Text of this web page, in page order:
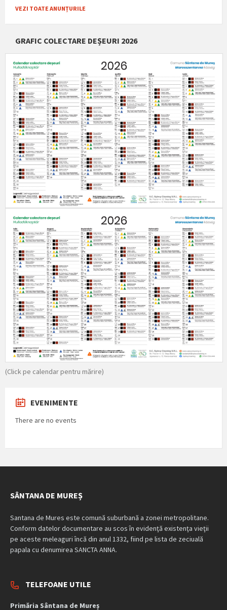
VEZI TOATE ANUNȚURILE
GRAFIC COLECTARE DEȘEURI 2026
(Click pe calendar pentru mărire)
EVENIMENTE
There are no events
SÂNTANA DE MUREȘ
Santana de Mures este comună suburbană a zonei metropolitane.
Conform datelor documentare au scos în evidenţă existenţa vieţii
pe aceste meleaguri încă din anul 1332, fiind pe lista de zeciuală
papala cu denumirea SANCTA ANNA.
TELEFOANE UTILE
Primăria Sântana de Mureș